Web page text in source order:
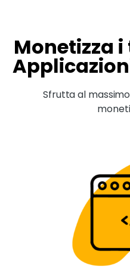
Monetizza
Sfrutta al